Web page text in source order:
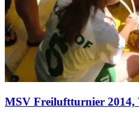
MSV Freiluftturnier 2014,